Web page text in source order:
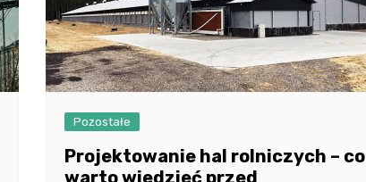
Pozostałe
Projektowanie hal rolniczych – co
warto wiedzieć przed